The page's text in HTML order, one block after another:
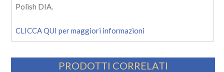
Polish DIA.
CLICCA QUI per maggiori informazioni
PRODOTTI CORRELATI